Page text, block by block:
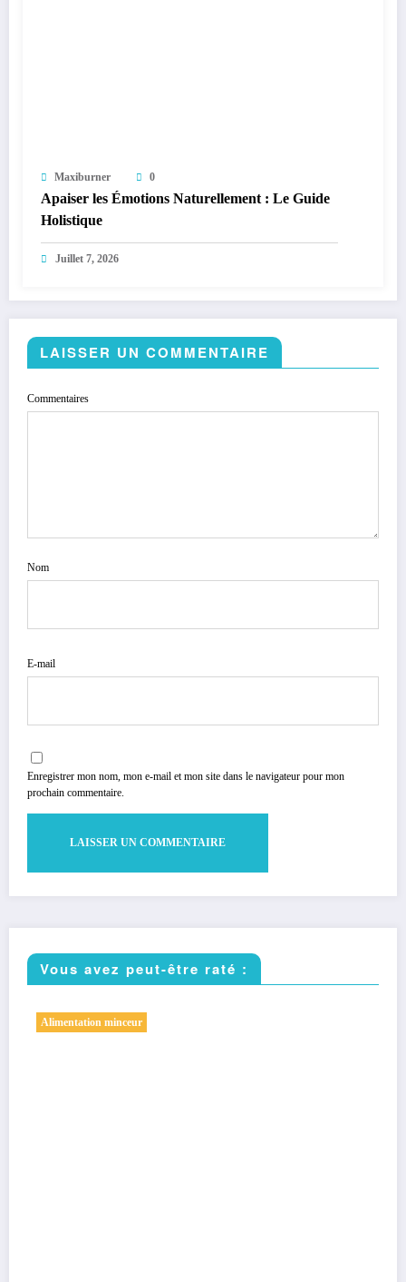
Maxiburner 0
Apaiser les Émotions Naturellement : Le Guide
Holistique
Juillet 7, 2026
LAISSER UN COMMENTAIRE
Commentaires
Nom
E-mail
Enregistrer mon nom, mon e-mail et mon site dans le navigateur pour mon
prochain commentaire.
Vous avez peut-être raté :
Sport minceur